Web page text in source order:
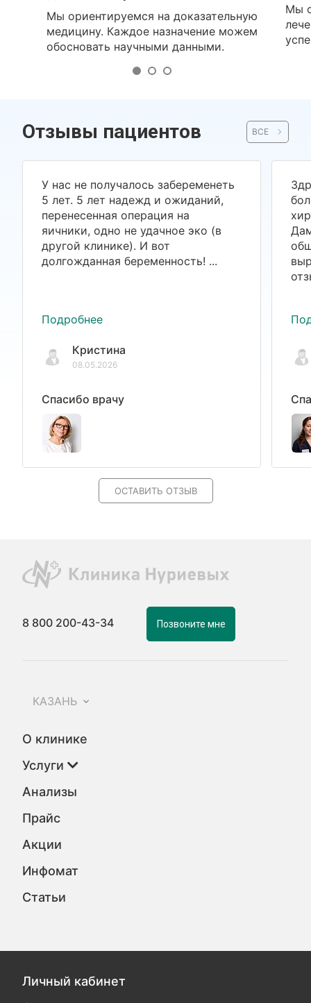
Мы ориентируемся на доказательную
медицину. Каждое назначение можем
обосновать научными данными.
Мы
Отзывы пациентов ВСЕ
У нас не получалось забеременеть
5 лет. 5 лет надежд и ожиданий,
перенесенная операция на
яичники, одно не удачное эко (в
другой клинике). И вот
долгожданная беременность! ...
Подробнее
Кристина
08.05.2026
Спасибо врачу
ОСТАВИТЬ ОТЗЫВ
8 800 200-43-34 Позвоните мне
КАЗАНЬ
О клинике
Услуги
Анализы
Прайс
Акции
Инфомат
Статьи
Личный кабинет